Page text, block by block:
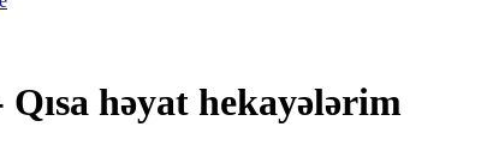
həyat hekayələrim